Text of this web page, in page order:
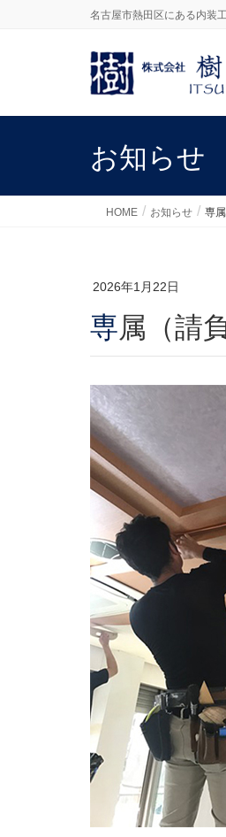
名古屋市熱田区にある内装
お知らせ
HOME お知らせ 専
2026年1月22日
専属（